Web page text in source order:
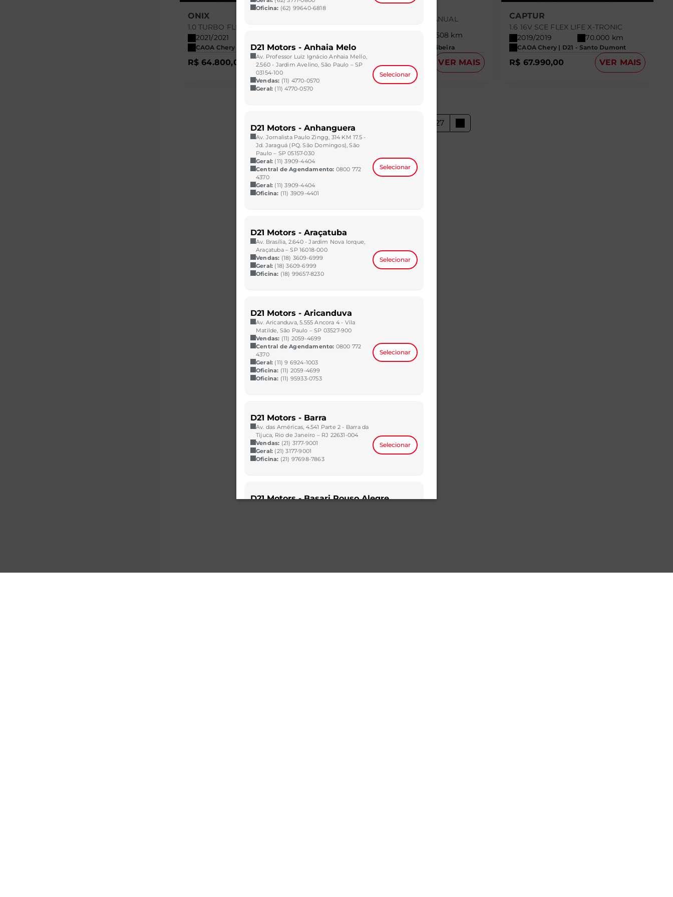
ONIX
1.0 TURBO FLEX LTZ MANUAL
2021/2021
CAOA Chery | D21 - Mutirão
R$ 64.800,00 VER MAIS
1.6 16V SCE FLEX ZEN MANUAL
40.508 km
CAOA Chery | D21 - Imbiribeira
R$ 64.990,00 VER MAIS
CAPTUR
1.6 16V SCE FLEX LIFE X-TRONIC
2019/2019
70.000 km
CAOA Chery | D21 - Santo Dumont
R$ 67.990,00 VER MAIS
27
Oficina: (62) 99640-6818
D21 Motors - Anhaia Melo
Av. Professor Luiz Ignácio Anhaia Mello,
2.560 - Jardim Avelino, São Paulo – SP
03154-100
Vendas: (11) 4770-0570
Geral: (11) 4770-0570
Selecionar
D21 Motors - Anhanguera
Av. Jornalista Paulo Zingg, 314 KM 17.5 -
Jd. Jaraguá (PQ. São Domingos), São
Paulo – SP 05157-030
Geral: (11) 3909-4404
Central de Agendamento: 0800 772
4370
Geral: (11) 3909-4404
Oficina: (11) 3909-4401
Selecionar
D21 Motors - Araçatuba
Av. Brasília, 2.640 - Jardim Nova Iorque,
Araçatuba – SP 16018-000
Vendas: (18) 3609-6999
Geral: (18) 3609-6999
Oficina: (18) 99657-8230
Selecionar
D21 Motors - Aricanduva
Av. Aricanduva, 5.555 Ancora 4 - Vila
Matilde, São Paulo – SP 03527-900
Vendas: (11) 2059-4699
Central de Agendamento: 0800 772
4370
Geral: (11) 9 6924-1003
Oficina: (11) 2059-4699
Oficina: (11) 95933-0753
Selecionar
D21 Motors - Barra
Av. das Américas, 4.541 Parte 2 - Barra da
Tijuca, Rio de Janeiro – RJ 22631-004
Vendas: (21) 3177-9001
Geral: (21) 3177-9001
Oficina: (21) 97698-7863
Selecionar
D21 Motors - Basari Pouso Alegre
D21 Motors - Bauru